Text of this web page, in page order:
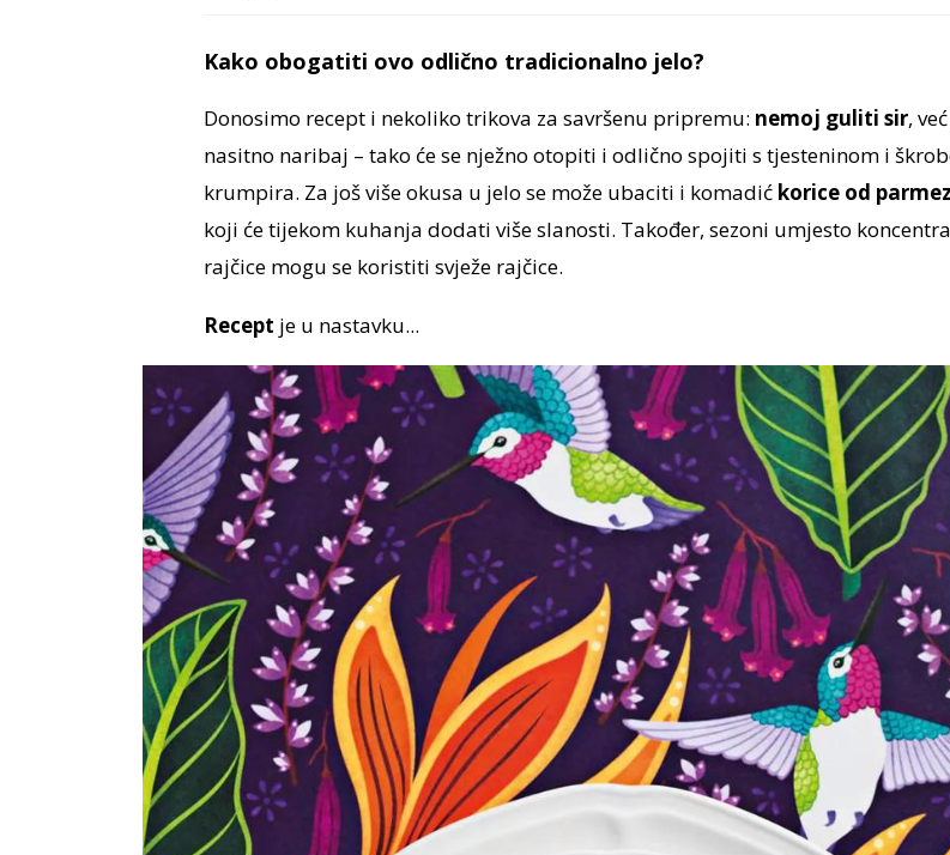
Kako obogatiti ovo odlično tradicionalno jelo?
Donosimo recept i nekoliko trikova za savršenu pripremu: nemoj guliti sir,
nasitno naribaj – tako će se nježno otopiti i odlično spojiti s tjesteninom i
krumpira. Za još više okusa u jelo se može ubaciti i komadić korice od
koji će tijekom kuhanja dodati više slanosti. Također, sezoni umjesto
rajčice mogu se koristiti svježe rajčice.
Recept je u nastavku...